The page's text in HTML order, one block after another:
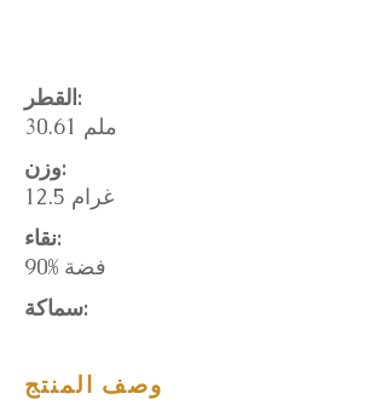
القطر:
30.61 ملم
وزن:
12.5 غرام
نقاء:
90% فضة
سماكة:
وصف المنتج